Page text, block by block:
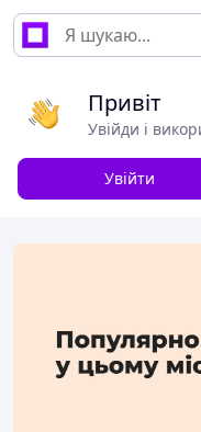
Привіт
Увійди і
Увійти